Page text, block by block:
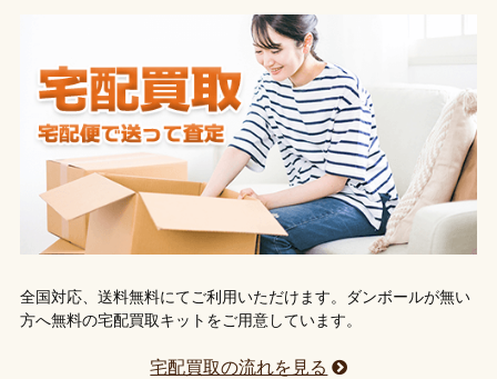
全国対応、送料無料にてご利用いただけます。ダンボールが無い
方へ無料の宅配買取キットをご用意しています。
宅配買取の流れを見る